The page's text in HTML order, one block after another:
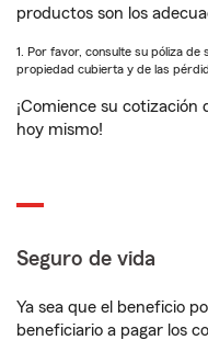
productos son los
1. Por favor, consulte su póliza
propiedad cubierta y de las
¡Comience su cotización
hoy mismo!
Seguro de vida
Ya sea que el beneficio
beneficiario a pagar los